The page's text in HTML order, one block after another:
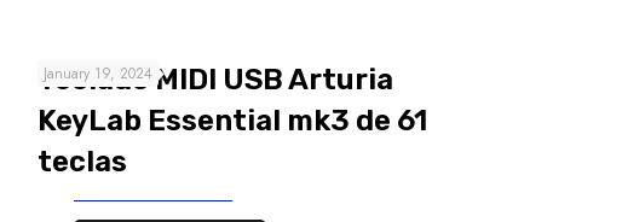
January 19, 2024
Teclado MIDI USB Arturia
KeyLab Essential mk3 de 61
teclas